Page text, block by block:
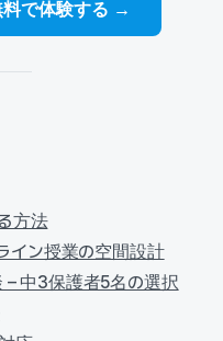
料で体験する →
方法
イン授業の空間設計
– 中3保護者5名の選択